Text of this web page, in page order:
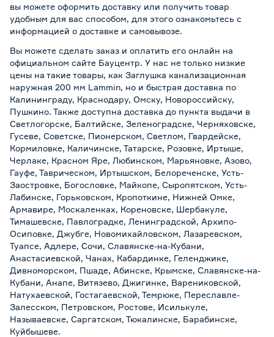
вы можете оформить доставку или получить товар
удобным для вас способом, для этого ознакомьтесь с
информацией о доставке и самовывозе.
Вы можете сделать заказ и оплатить его онлайн на
официальном сайте Бауцентр. У нас не только низкие
цены на такие товары, как Заглушка канализационная
наружная 200 мм Lammin, но и быстрая доставка по
Калининграду, Краснодару, Омску, Новороссийску,
Пушкино. Также доступна доставка до пункта выдачи в
Светлогорске, Балтийске, Зеленоградске, Черняховске,
Гусеве, Советске, Пионерском, Светлом, Гвардейске,
Кормиловке, Каличинске, Татарске, Розовке, Иртыше,
Черлаке, Красном Яре, Любинском, Марьяновке, Азово,
Гауфе, Таврическом, Иртышском, Белореченске, Усть-
Заостровке, Богословке, Майкопе, Сыропятском, Усть-
Лабинске, Горьковском, Кропоткине, Нижней Омке,
Армавире, Москаленках, Кореновске, Шербакуле,
Тимашевске, Павлоградке, Ленинградской, Архипо-
Осиповке, Джубге, Новомихайловском, Лазаревском,
Туапсе, Адлере, Сочи, Славянске-на-Кубани,
Анастасиевской, Чанах, Кабардинке, Геленджике,
Дивноморском, Пшаде, Абинске, Крымске, Славянске-на-
Кубани, Анапе, Витязево, Джигинке, Варениковской,
Натухаевской, Гостагаевской, Темрюке, Переславле-
Залесском, Петровском, Ростове, Исилькуле,
Называевске, Саргатском, Тюкалинске, Барабинске,
Куйбышеве.